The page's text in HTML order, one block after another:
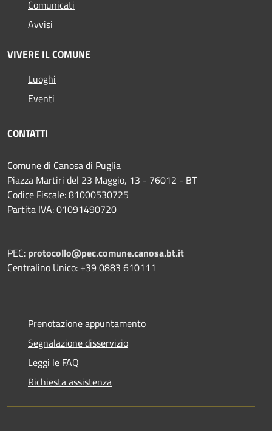
Comunicati
Avvisi
VIVERE IL COMUNE
Luoghi
Eventi
CONTATTI
Comune di Canosa di Puglia
Piazza Martiri del 23 Maggio, 13 - 76012 - BT
Codice Fiscale: 81000530725
Partita IVA: 01091490720
PEC: protocollo@pec.comune.canosa.bt.it
Centralino Unico: +39 0883 610111
Prenotazione appuntamento
Segnalazione disservizio
Leggi le FAQ
Richiesta assistenza